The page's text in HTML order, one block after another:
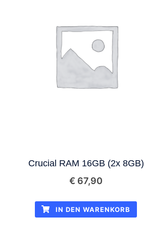
Crucial RAM 16GB (2x 8GB)
€ 67,90
IN DEN WARENKORB